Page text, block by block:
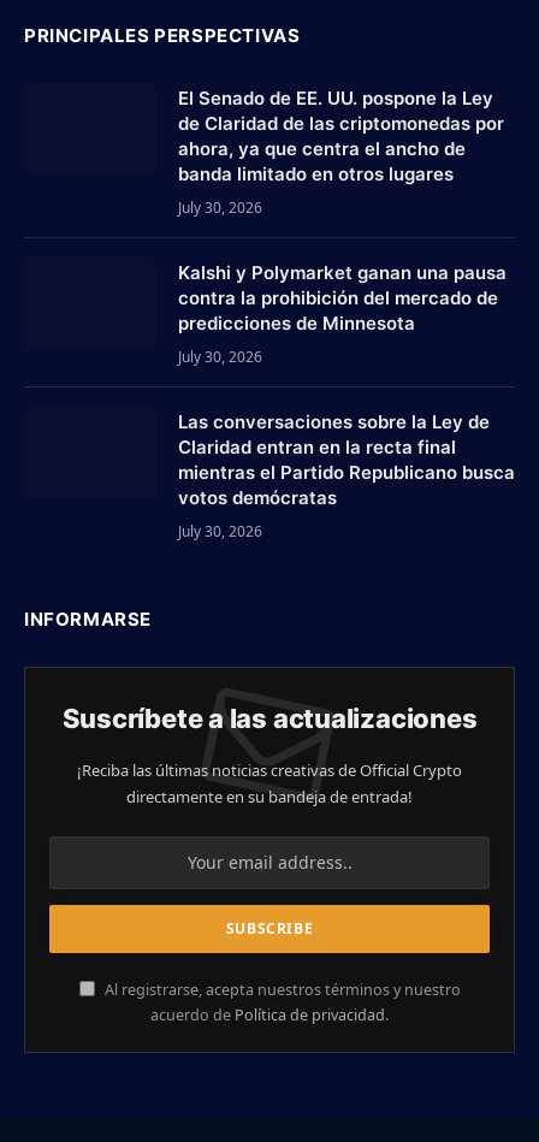
PRINCIPALES PERSPECTIVAS
El Senado de EE. UU. pospone la Ley
de Claridad de las criptomonedas por
ahora, ya que centra el ancho de
banda limitado en otros lugares
July 30, 2026
Kalshi y Polymarket ganan una pausa
contra la prohibición del mercado de
predicciones de Minnesota
July 30, 2026
Las conversaciones sobre la Ley de
Claridad entran en la recta final
mientras el Partido Republicano busca
votos demócratas
July 30, 2026
INFORMARSE
Suscríbete a las actualizaciones
¡Reciba las últimas noticias creativas de Official Crypto
directamente en su bandeja de entrada!
Al registrarse, acepta nuestros términos y nuestro
acuerdo de Política de privacidad.